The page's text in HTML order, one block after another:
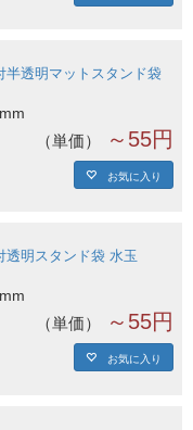
半透明マットスタンド袋
単価 ～55円
お気に入り
透明スタンド袋 水玉
単価 ～55円
お気に入り